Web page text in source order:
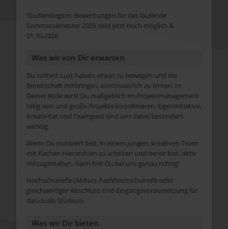
Studienbeginn: Bewerbungen für das laufende
Sommersemester 2026 sind jetzt noch möglich &
01.10.2026
Was wir von Dir erwarten
Du solltest Lust haben, etwas zu bewegen und die
Bereitschaft mitbringen, kontinuierlich zu lernen. In
Deiner Rolle wirst Du maßgeblich im Projektmanagement
tätig sein und große Projekte koordinieren. Eigeninitiative,
Kreativität und Teamgeist sind uns dabei besonders
wichtig.
Wenn Du motiviert bist, in einem jungen, kreativen Team
mit flachen Hierarchien zu arbeiten und bereit bist, aktiv
mitzugestalten, dann bist Du bei uns genau richtig!
Hochschulreife (Abitur), Fachhochschulreife oder
gleichwertiger Abschluss sind Eingangsvoraussetzung für
das duale Studium.
Was wir Dir bieten